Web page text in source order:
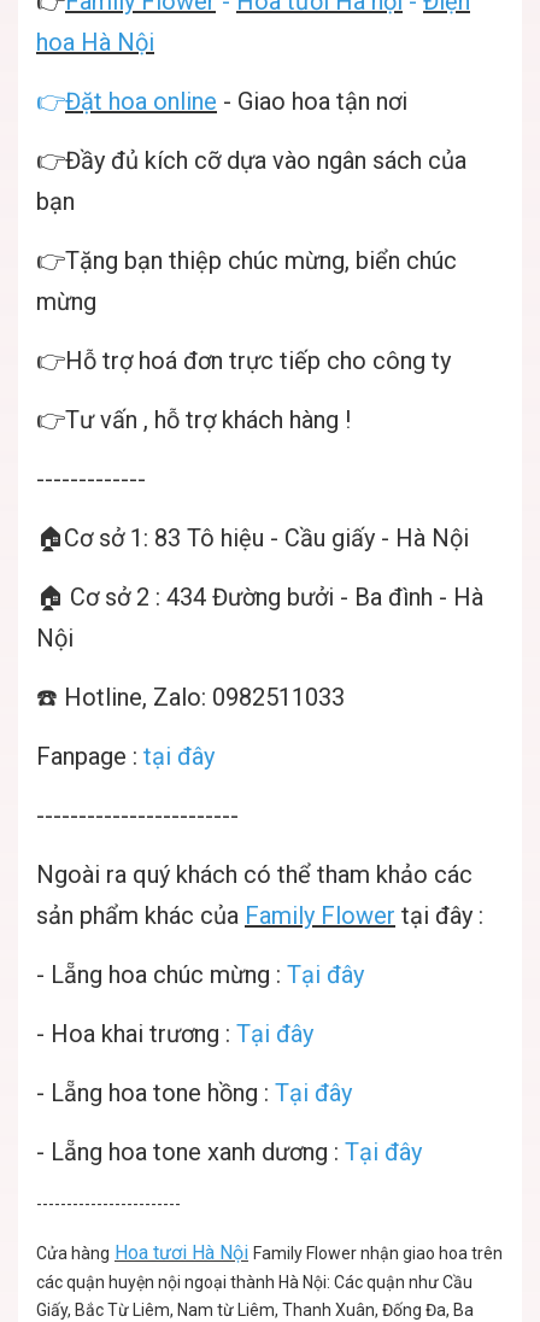
hoa Hà Nội
👉Đặt hoa online - Giao hoa tận nơi
👉Đầy đủ kích cỡ dựa vào ngân sách của
bạn
👉Tặng bạn thiệp chúc mừng, biển chúc
mừng
👉Hỗ trợ hoá đơn trực tiếp cho công ty
👉Tư vấn , hỗ trợ khách hàng !
-------------
🏠Cơ sở 1: 83 Tô hiệu - Cầu giấy - Hà Nội
🏠 Cơ sở 2 : 434 Đường bưởi - Ba đình - Hà
Nội
☎️ Hotline, Zalo: 0982511033
Fanpage : tại đây
------------------------
Ngoài ra quý khách có thể tham khảo các
sản phẩm khác của Family Flower tại đây :
- Lẵng hoa chúc mừng : Tại đây
- Hoa khai trương : Tại đây
- Lẵng hoa tone hồng : Tại đây
- Lẵng hoa tone xanh dương : Tại đây
------------------------
Cửa hàng Hoa tươi Hà Nội Family Flower nhận giao hoa trên
các quận huyện nội ngoại thành Hà Nội: Các quận như Cầu
Giấy, Bắc Từ Liêm, Nam từ Liêm, Thanh Xuân, Đống Đa, Ba